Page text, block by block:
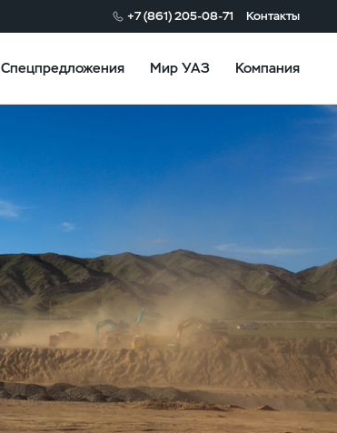
+7 (861) 205-08-71 Контакты
Спецпредложения Мир УАЗ Компания